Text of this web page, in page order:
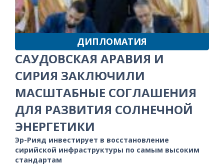
ДИПЛОМАТИЯ
САУДОВСКАЯ АРАВИЯ И
СИРИЯ ЗАКЛЮЧИЛИ
МАСШТАБНЫЕ СОГЛАШЕНИЯ
ДЛЯ РАЗВИТИЯ СОЛНЕЧНОЙ
ЭНЕРГЕТИКИ
Эр-Рияд инвестирует в восстановление
сирийской инфраструктуры по самым высоким
стандартам